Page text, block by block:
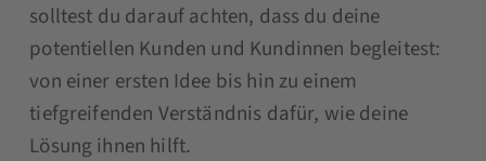
solltest du darauf achten, dass du deine
potentiellen Kunden und Kundinnen begleitest:
von einer ersten Idee bis hin zu einem
tiefgreifenden Verständnis dafür, wie deine
Lösung ihnen hilft.